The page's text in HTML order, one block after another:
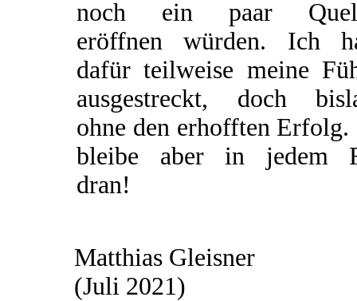
noch ein paar
eröffnen würden. Ich
dafür teilweise meine
ausgestreckt, doch
ohne den erhofften Erfolg.
bleibe aber in jedem
dran!
Matthias Gleisner
(Juli 2021)